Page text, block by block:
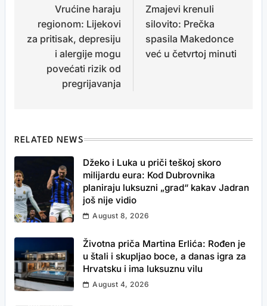
navigation
Vrućine haraju
regionom: Lijekovi
za pritisak, depresiju
i alergije mogu
povećati rizik od
pregrijavanja
Zmajevi krenuli
silovito: Prečka
spasila Makedonce
već u četvrtoj minuti
RELATED NEWS
Džeko i Luka u priči teškoj skoro
milijardu eura: Kod Dubrovnika
planiraju luksuzni „grad“ kakav Jadran
još nije vidio
August 8, 2026
Životna priča Martina Erlića: Rođen je
u štali i skupljao boce, a danas igra za
Hrvatsku i ima luksuznu vilu
August 4, 2026